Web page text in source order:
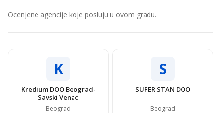
Ocenjene agencije koje posluju u ovom gradu.
K
Kredium DOO Beograd-
Savski Venac
Beograd
S
SUPER STAN DOO
Beograd